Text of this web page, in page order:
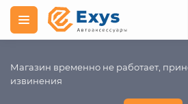
Магазин временно не работает,
извинения